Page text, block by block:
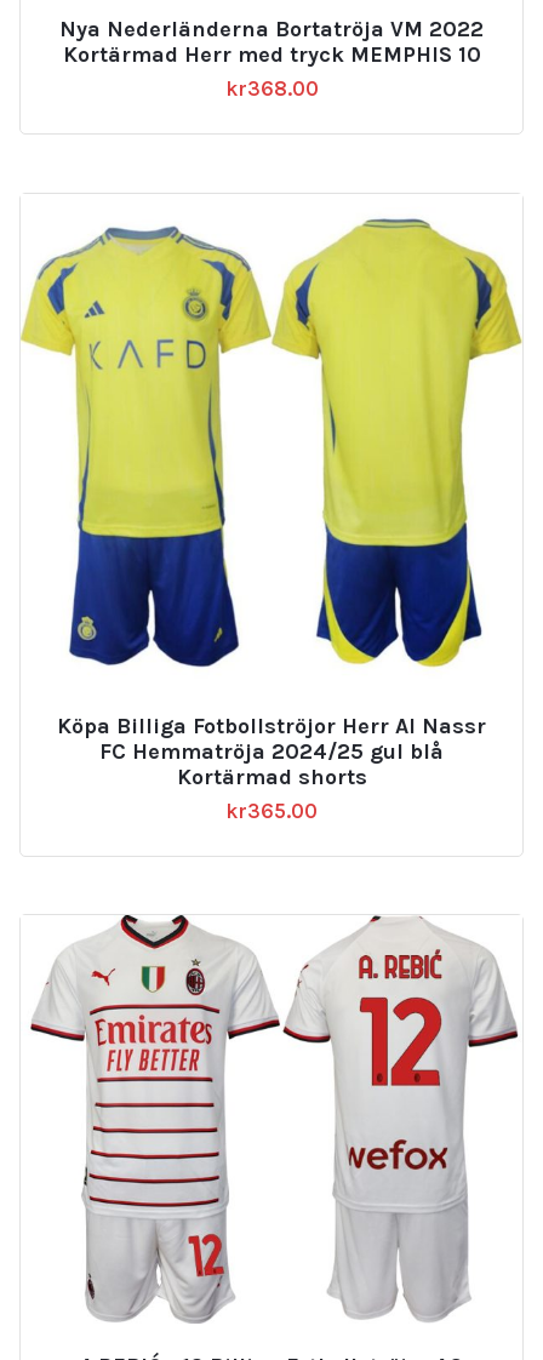
Nya Nederländerna Bortatröja VM 2022
Kortärmad Herr med tryck MEMPHIS 10
kr368.00
Köpa Billiga Fotbollströjor Herr Al Nassr
FC Hemmatröja 2024/25 gul blå
Kortärmad shorts
kr365.00